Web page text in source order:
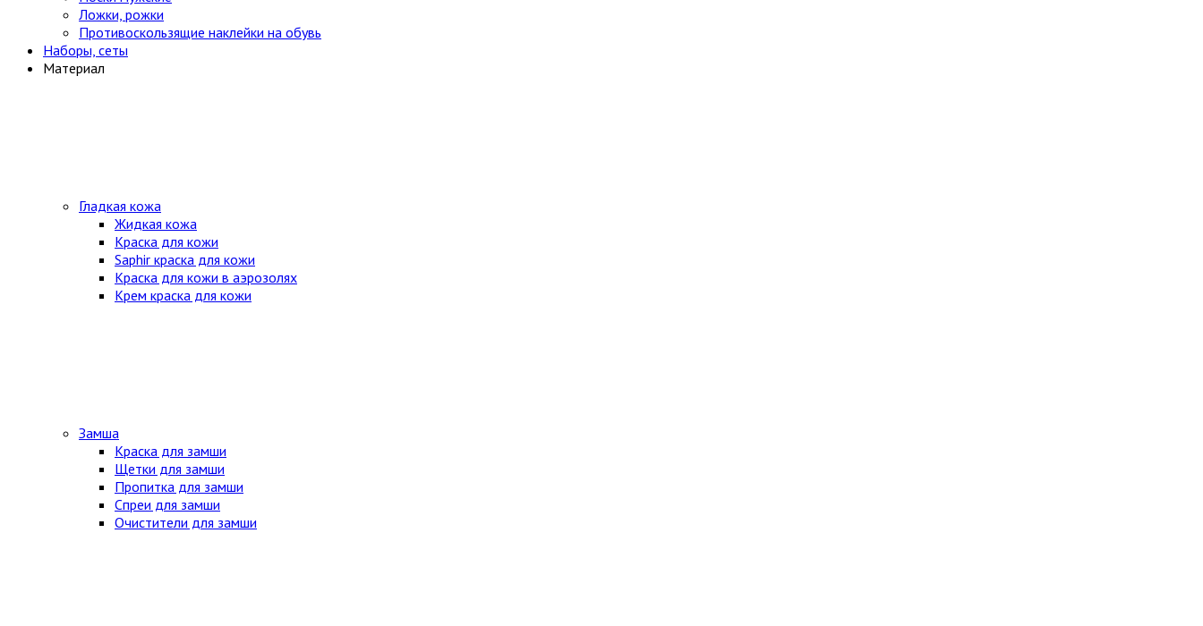
Ложки, рожки
Противоскользящие наклейки на обувь
Наборы, сеты
Материал
Гладкая кожа
Жидкая кожа
Краска для кожи
Saphir краска для кожи
Краска для кожи в аэрозолях
Крем краска для кожи
Замша
Краска для замши
Щетки для замши
Пропитка для замши
Спреи для замши
Очистители для замши